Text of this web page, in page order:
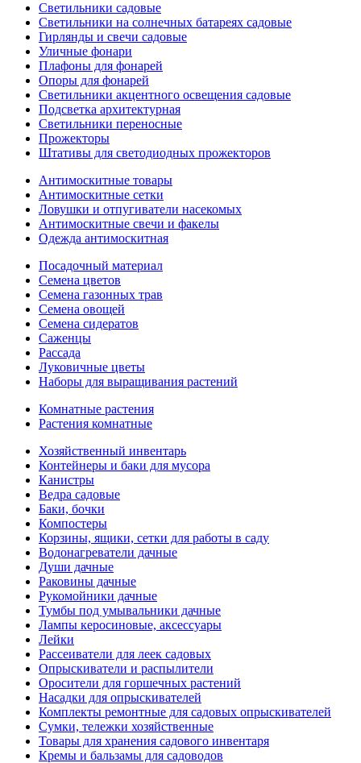
Светильники садовые
Светильники на солнечных батареях садовые
Гирлянды и свечи садовые
Уличные фонари
Плафоны для фонарей
Опоры для фонарей
Светильники акцентного освещения садовые
Подсветка архитектурная
Светильники переносные
Прожекторы
Штативы для светодиодных прожекторов
Антимоскитные товары
Антимоскитные сетки
Ловушки и отпугиватели насекомых
Антимоскитные свечи и факелы
Одежда антимоскитная
Посадочный материал
Семена цветов
Семена газонных трав
Семена овощей
Семена сидератов
Саженцы
Рассада
Луковичные цветы
Наборы для выращивания растений
Комнатные растения
Растения комнатные
Хозяйственный инвентарь
Контейнеры и баки для мусора
Канистры
Ведра садовые
Баки, бочки
Компостеры
Корзины, ящики, сетки для работы в саду
Водонагреватели дачные
Души дачные
Раковины дачные
Рукомойники дачные
Тумбы под умывальники дачные
Лампы керосиновые, аксессуары
Лейки
Рассеиватели для леек садовых
Опрыскиватели и распылители
Оросители для горшечных растений
Насадки для опрыскивателей
Комплекты ремонтные для садовых опрыскивателей
Сумки, тележки хозяйственные
Товары для хранения садового инвентаря
Кремы и бальзамы для садоводов